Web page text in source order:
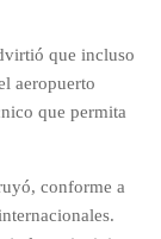
que incluso
aeropuerto
que permita
conforme a